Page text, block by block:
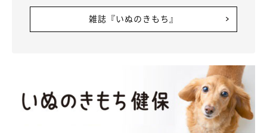
雑誌『いぬのきもち』